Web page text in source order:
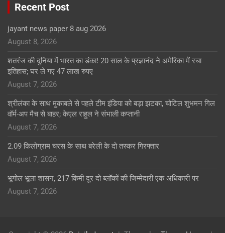
Recent Post
jayant news paper 8 aug 2026
August 8, 2026
शतरंज की दुनिया में भारत का डंका! 20 साल के प्रज्ञानंद ने अमेरिका में रचा
इतिहास; घर ले गए 47 लाख रुपए
August 7, 2026
श्रीलंका के साथ मुकाबले से पहले टीम इंडिया को बड़ा झटका, चोटिल शुभमन गिल
वॉर्म-अप मैच से बाहर; केएल राहुल ने संभाली कप्तानी
August 7, 2026
2.09 किलोग्राम चरस के साथ बरेली के दो तस्कर गिरफ्तार
August 7, 2026
भूगोल भूला शासन, 217 किमी दूर दो ब्लॉकों की जिम्मेदारी एक अधिकारी पर
August 7, 2026